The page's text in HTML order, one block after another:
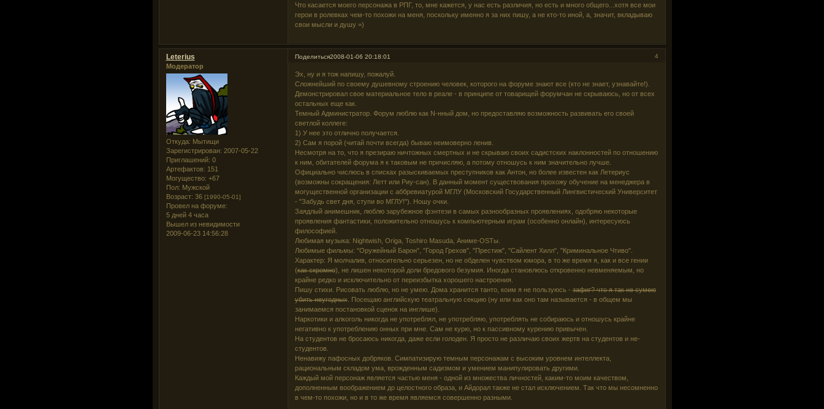
Что касается моего персонажа в РПГ, то, мне кажется, у нас есть различия, но есть и много общего...хотя все мои
герои в ролевках чем-то похожи на меня, поскольку именно я за них пишу, а не кто-то иной, а, значит, вкладываю
свои мысли и душу =)
Поделиться 4
2008-01-06 20:18:01
Leterius
Модератор
Откуда: Мытищи
Зарегистрирован: 2007-05-22
Приглашений: 0
Артефактов: 151
Могущество: +67
Пол: Мужской
Возраст: 36 [1990-05-01]
Провел на форуме:
5 дней 4 часа
Вышел из невидимости
2009-06-23 14:56:28
Эх, ну и я тож напишу, пожалуй.
Сложнейший по своему душевному строению человек, которого на форуме знают все (кто не знает, узнавайте!).
Демонстрировал свое материальное тело в реале - в принципе от товарищей форумчан не скрываюсь, но от всех
остальных еще как.
Темный Администратор. Форум люблю как N-нный дом, но предоставляю возможность развивать его своей
светлой коллеге:
1) У нее это отлично получается.
2) Сам я порой (читай почти всегда) бываю неимоверно ленив.
Несмотря на то, что я презираю ничтожных смертных и не скрываю своих садистских наклонностей по отношению
к ним, обитателей форума я к таковым не причисляю, а потому отношусь к ним значительно лучше.
Официально числюсь в списках разыскиваемых преступников как Антон, но более известен как Летериус
(возможны сокращения: Летт или Риу-сан). В данный момент существования прохожу обучение на менеджера в
могущественной организации с аббревиатурой МГЛУ (Московский Государственный Лингвистический Университет
- "Забудь свет дня, ступи во МГЛУ!"). Ношу очки.
Заядлый анимешник, люблю зарубежное фэнтези в самых разнообразных проявлениях, одобряю некоторые
проявления фантастики, положительно отношусь к компьютерным играм (особенно онлайн), интересуюсь
философией.
Любимая музыка: Nightwish, Origa, Toshiro Masuda, Аниме-OSTы.
Любимые фильмы: "Оружейный Барон", "Город Грехов", "Престиж", "Сайлент Хилл", "Криминальное Чтиво".
Характер: Я молчалив, относительно серьезен, но не обделен чувством юмора, в то же время я, как и все гении
(как скромно), не лишен некоторой доли бредового безумия. Иногда становлюсь откровенно невменяемым, но
крайне редко и исключительно от переизбытка хорошего настроения.
Пишу стихи. Рисовать люблю, но не умею. Дома хранится танто, коим я не пользуюсь -зафиг? что я так не сумею
убить неугодных. Посещаю английскую театральную секцию (ну или как оно там называется - в общем мы
занимаемся постановкой сценок на инглише).
Наркотики и алкоголь никогда не употреблял, не употребляю, употреблять не собираюсь и отношусь крайне
негативно к употреблению онных при мне. Сам не курю, но к пассивному курению привычен.
На студентов не бросаюсь никогда, даже если голоден. Я просто не различаю своих жертв на студентов и не-
студентов.
Ненавижу пафосных добряков. Симпатизирую темным персонажам с высоким уровнем интеллекта,
рациональным складом ума, врожденным садизмом и умением манипулировать другими.
Каждый мой персонаж является частью меня - одной из множества личностей, каким-то моим качеством,
дополненным воображением до целостного образа, и Айдорал также не стал исключением. Так что мы несомненно
в чем-то похожи, но и в то же время являемся совершенно разными.